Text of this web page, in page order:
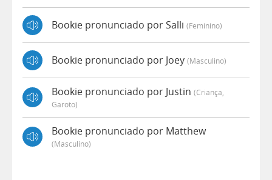
Bookie pronunciado por Salli (feminino)
Bookie pronunciado por Joey (masculino)
Bookie pronunciado por Justin (criança,
Garoto)
Bookie pronunciado por Matthew
(masculino)